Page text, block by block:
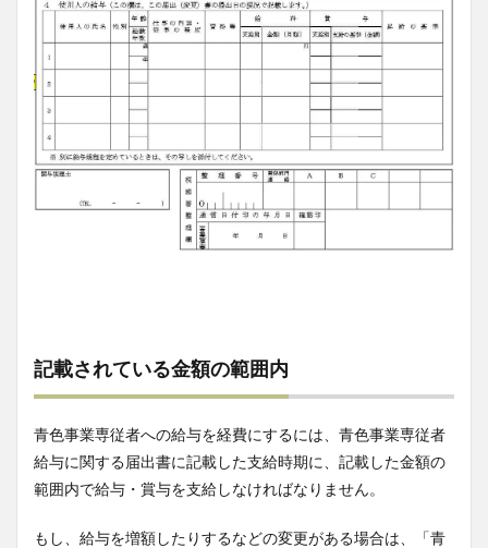
記載されている金額の範囲内
青色事業専従者への給与を経費にするには、青色事業専従者
給与に関する届出書に記載した支給時期に、記載した金額の
範囲内で給与・賞与を支給しなければなりません。
もし、給与を増額したりするなどの変更がある場合は、「青